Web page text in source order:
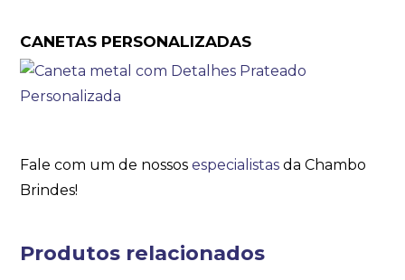
CANETAS PERSONALIZADAS
Fale com um de nossosespecialistas da Chambo
Brindes!
Produtos relacionados